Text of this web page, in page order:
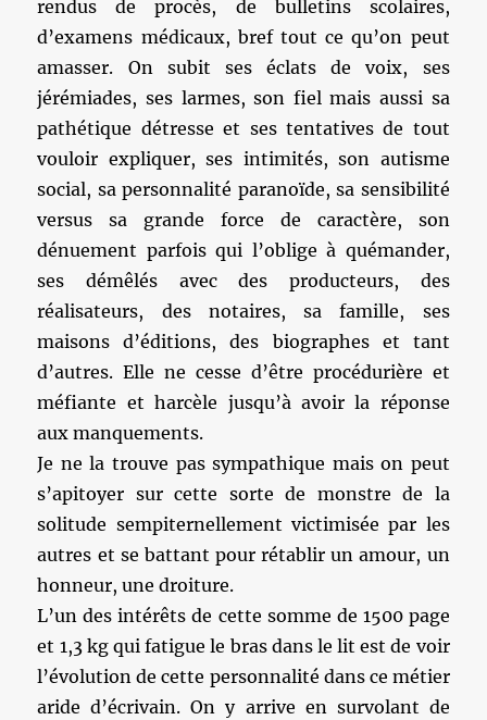
rendus de procès, de bulletins scolaires,
d’examens médicaux, bref tout ce qu’on peut
amasser. On subit ses éclats de voix, ses
jérémiades, ses larmes, son fiel mais aussi sa
pathétique détresse et ses tentatives de tout
vouloir expliquer, ses intimités, son autisme
social, sa personnalité paranoïde, sa sensibilité
versus sa grande force de caractère, son
dénuement parfois qui l’oblige à quémander,
ses démêlés avec des producteurs, des
réalisateurs, des notaires, sa famille, ses
maisons d’éditions, des biographes et tant
d’autres. Elle ne cesse d’être procédurière et
méfiante et harcèle jusqu’à avoir la réponse
aux manquements.
Je ne la trouve pas sympathique mais on peut
s’apitoyer sur cette sorte de monstre de la
solitude sempiternellement victimisée par les
autres et se battant pour rétablir un amour, un
honneur, une droiture.
L’un des intérêts de cette somme de 1500 page
et 1,3 kg qui fatigue le bras dans le lit est de voir
l’évolution de cette personnalité dans ce métier
aride d’écrivain. On y arrive en survolant de